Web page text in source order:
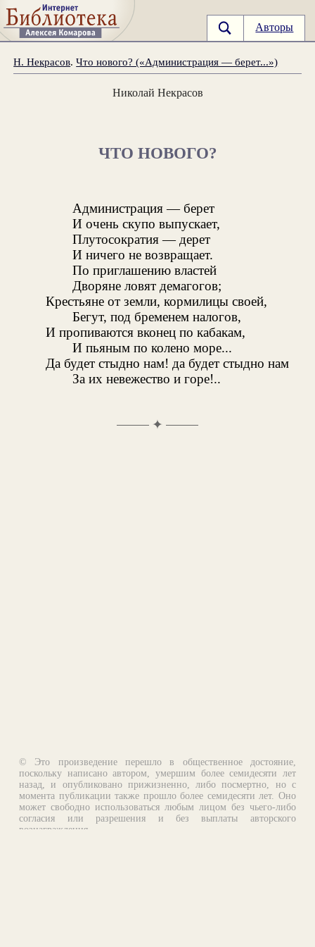
Авторы
Н. Некрасов.Что нового? («Администрация — берет...»)
Николай Некрасов
ЧТО НОВОГО?
Администрация — берет
И очень скупо выпускает,
Плутосократия — дерет
И ничего не возвращает.
По приглашению властей
Дворяне ловят демагогов;
Крестьяне от земли, кормилицы своей,
Бегут, под бременем налогов,
И пропиваются вконец по кабакам,
И пьяным по колено море...
Да будет стыдно нам! да будет стыдно нам
За их невежество и горе!..
✦
© Это произведение перешло в общественное достояние,
поскольку написано автором, умершим более семидесяти лет
назад, и опубликовано прижизненно, либо посмертно, но с
момента публикации также прошло более семидесяти лет. Оно
может свободно использоваться любым лицом без чьего-либо
согласия или разрешения и без выплаты авторского
вознаграждения.